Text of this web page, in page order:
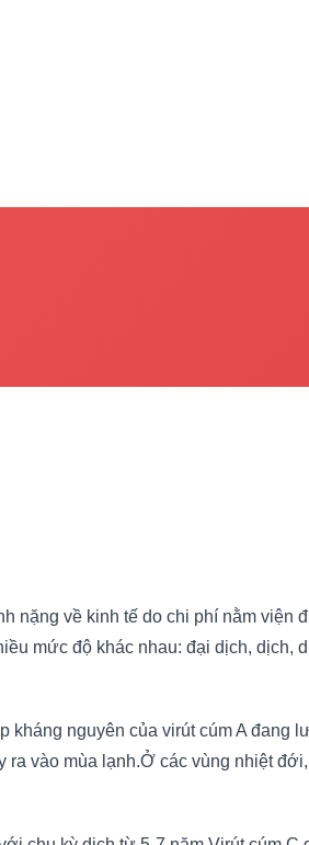
nặng về kinh tế do chi phí nằm viện
mức độ khác nhau: đại dịch, dịch,
nguyên của virút cúm A đang
vào mùa lạnh.Ở các vùng nhiệt